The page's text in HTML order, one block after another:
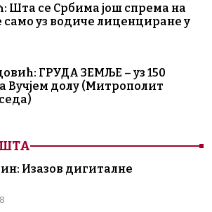
Шта се Србима још спрема на
уз водиче лиценциране у
ГРУДА ЗЕМЉЕ – уз 150
Вучјем долу (Митрополит
Изазов дигиталне